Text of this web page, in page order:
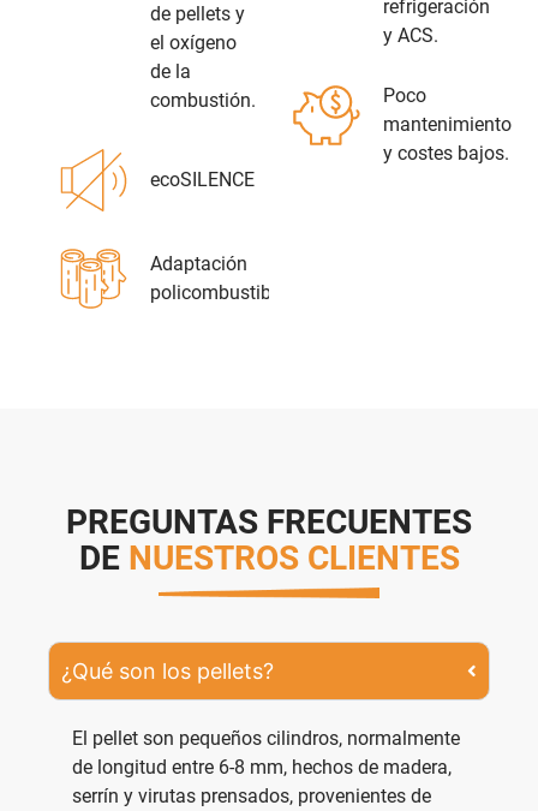
de pellets y
el oxígeno
de la
combustión.
ecoSILENCE
Adaptación
policombustible
refrigeración
y ACS.
Poco
mantenimiento
y costes bajos.
PREGUNTAS FRECUENTES
DE NUESTROS CLIENTES
¿Qué son los pellets?
El pellet son pequeños cilindros, normalmente
de longitud entre 6-8 mm, hechos de madera,
serrín y virutas prensados, provenientes de